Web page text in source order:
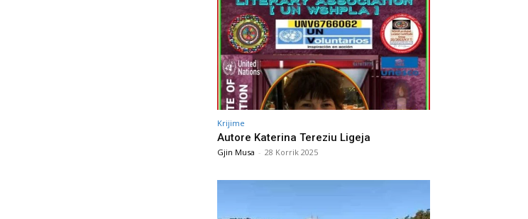
Krijime
Autore Katerina Tereziu Ligeja
Gjin Musa - 28 Korrik 2025